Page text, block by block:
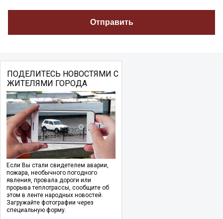
ПОДЕЛИТЕСЬ НОВОСТЯМИ С
ЖИТЕЛЯМИ ГОРОДА
Если Вы стали свидетелем аварии,
пожара, необычного погодного
явления, провала дороги или
прорыва теплотрассы, сообщите об
этом в ленте народных новостей.
Загружайте фотографии через
специальную форму.